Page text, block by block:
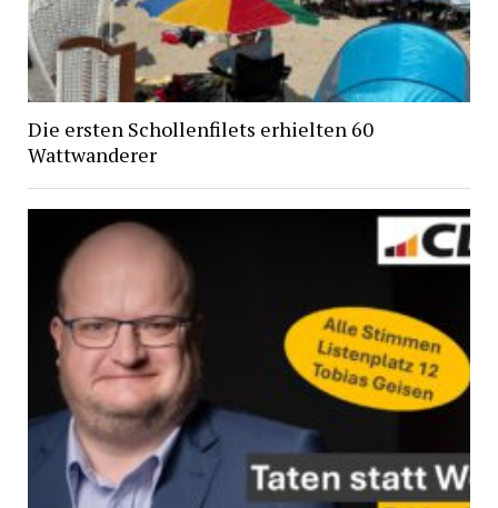
Die ersten Schollenfilets erhielten 60
Wattwanderer